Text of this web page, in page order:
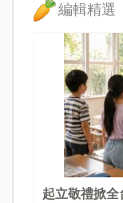
編輯精選
起立敬禮掀